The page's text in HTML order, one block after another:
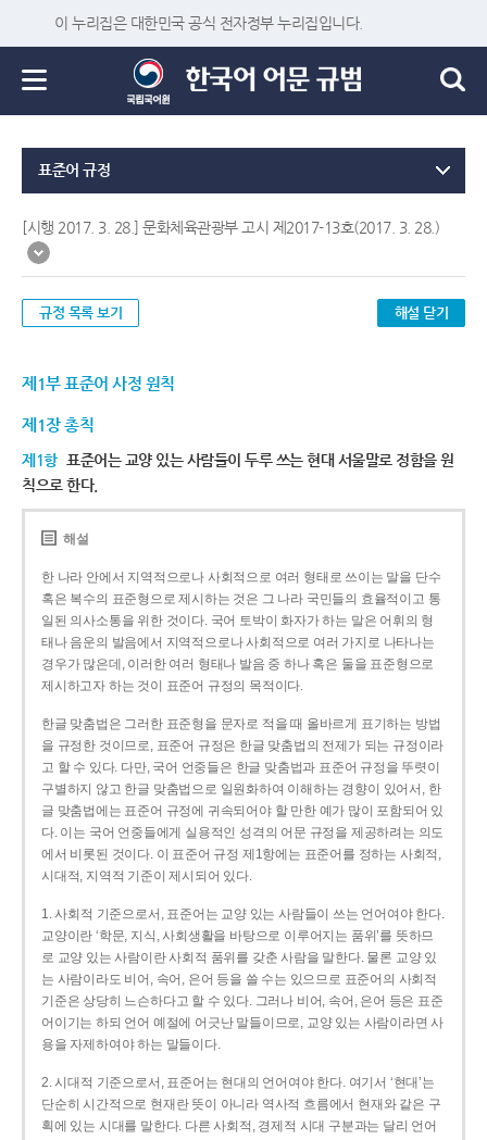
이 누리집은 대한민국 공식 전자정부 누리집입니다.
표준어 규정
[시행 2017. 3. 28.] 문화체육관광부 고시 제2017-13호(2017. 3. 28.)
규정 목록 보기 해설 닫기
제1부 표준어 사정 원칙
제1장 총칙
제1항 표준어는 교양 있는 사람들이 두루 쓰는 현대 서울말로 정함을 원
칙으로 한다.
해설
한 나라 안에서 지역적으로나 사회적으로 여러 형태로 쓰이는 말을 단수
혹은 복수의 표준형으로 제시하는 것은 그 나라 국민들의 효율적이고 통
일된 의사소통을 위한 것이다. 국어 토박이 화자가 하는 말은 어휘의 형
태나 음운의 발음에서 지역적으로나 사회적으로 여러 가지로 나타나는
경우가 많은데, 이러한 여러 형태나 발음 중 하나 혹은 둘을 표준형으로
제시하고자 하는 것이 표준어 규정의 목적이다.
한글 맞춤법은 그러한 표준형을 문자로 적을 때 올바르게 표기하는 방법
을 규정한 것이므로, 표준어 규정은 한글 맞춤법의 전제가 되는 규정이라
고 할 수 있다. 다만, 국어 언중들은 한글 맞춤법과 표준어 규정을 뚜렷이
구별하지 않고 한글 맞춤법으로 일원화하여 이해하는 경향이 있어서, 한
글 맞춤법에는 표준어 규정에 귀속되어야 할 만한 예가 많이 포함되어 있
다. 이는 국어 언중들에게 실용적인 성격의 어문 규정을 제공하려는 의도
에서 비롯된 것이다. 이 표준어 규정 제1항에는 표준어를 정하는 사회적,
시대적, 지역적 기준이 제시되어 있다.
1. 사회적 기준으로서, 표준어는 교양 있는 사람들이 쓰는 언어여야 한다.
교양이란 ‘학문, 지식, 사회생활을 바탕으로 이루어지는 품위’를 뜻하므
로 교양 있는 사람이란 사회적 품위를 갖춘 사람을 말한다. 물론 교양 있
는 사람이라도 비어, 속어, 은어 등을 쓸 수는 있으므로 표준어의 사회적
기준은 상당히 느슨하다고 할 수 있다. 그러나 비어, 속어, 은어 등은 표준
어이기는 하되 언어 예절에 어긋난 말들이므로, 교양 있는 사람이라면 사
용을 자제하여야 하는 말들이다.
2. 시대적 기준으로서, 표준어는 현대의 언어여야 한다. 여기서 ‘현대’는
단순히 시간적으로 현재란 뜻이 아니라 역사적 흐름에서 현재와 같은 구
획에 있는 시대를 말한다. 다른 사회적, 경제적 시대 구분과는 달리 언어